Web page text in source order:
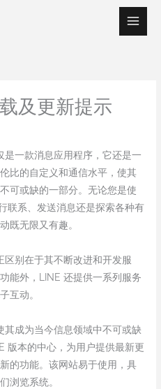
及更新提示
一款消息应用程序，它还是一
比的自定义和通信水平，使其
可或缺的一部分。无论您是使
联系、发送消息还是探索各种有
既无限又有趣。
区别在于其不断改进和开发服
能外，LINE 还提供一系列服务
互动。
其成为当今信息领域中不可或缺
版本的中心，为用户提供最新更
的功能。该网站易于使用，具
浏览系统。